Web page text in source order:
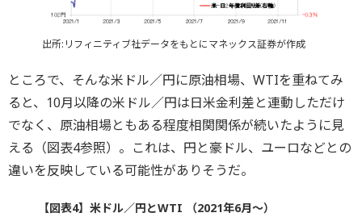
出所:リフィニティブ社データをもとにマネックス証券が作成
ところで、そんな米ドル／円に原油相場、WTIを重ねてみ
ると、10月以降の米ドル／円は日米金利差と連動しただけ
でなく、原油相場ともある程度相関関係が続いたように見
える（図表4参照）。これは、円と豪ドル、ユーロなどとの
違いを反映している可能性がありそうだ。
【図表4】米ドル／円とWTI （2021年6月～）